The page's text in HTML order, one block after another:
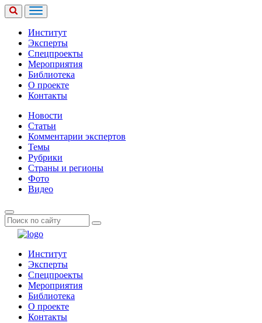
Институт
Эксперты
Спецпроекты
Мероприятия
Библиотека
О проекте
Контакты
Новости
Статьи
Комментарии экспертов
Темы
Рубрики
Страны и регионы
Фото
Видео
Институт
Эксперты
Спецпроекты
Мероприятия
Библиотека
О проекте
Контакты